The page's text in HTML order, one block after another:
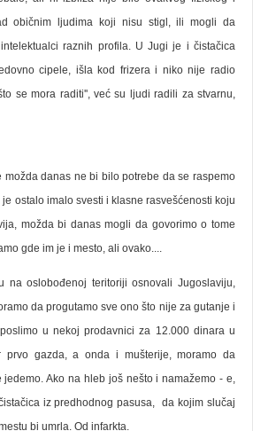
običnim ljudima koji nisu stigl, ili mogli da
raznih profila. U Jugi je i čistačica
cipele, išla kod frizera i niko nije radio
se mora raditi'', već su ljudi radili za stvarnu,
možda danas ne bi bilo potrebe da se raspemo
ostalo imalo svesti i klasne rasvešćenosti koju
možda bi danas mogli da govorimo o tome
gde im je i mesto, ali ovako....
na oslobođenoj teritoriji osnovali Jugoslaviju,
da progutamo sve ono što nije za gutanje i
u nekoj prodavnici za 12.000 dinara u
prvo gazda, a onda i mušterije, moramo da
Ako na hleb još nešto i namažemo - e,
iz predhodnog pasusa, da kojim slučaj
bi umrla. Od infarkta.